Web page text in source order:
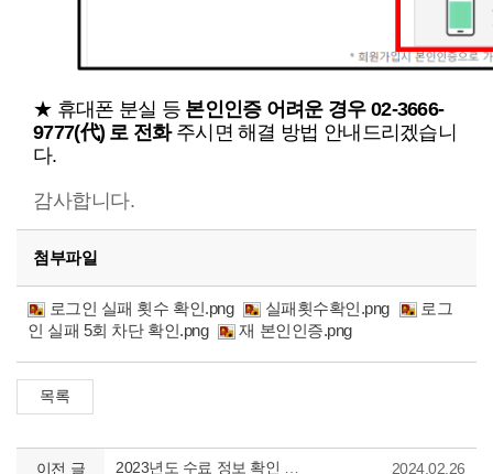
★ 휴대폰 분실 등 본인인증 어려운 경우 02-3666-
9777(代) 로 전화 주시면 해결 방법 안내드리겠습니
다.
감사합니다.
첨부파일
로그인 실패 횟수 확인.png 실패횟수확인.png
로그
인 실패 5회 차단 확인.png
재 본인인증.png
이전 글 2024.02.26